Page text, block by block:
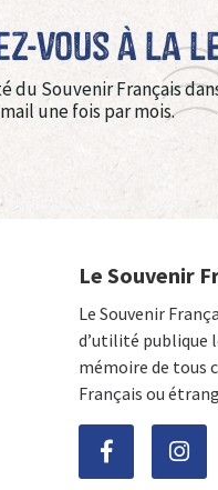
vous à La
du Souvenir Français
mail une fois par mois.
Le Souvenir
Le Souvenir
d’utilité publique
mémoire de tous
Français ou